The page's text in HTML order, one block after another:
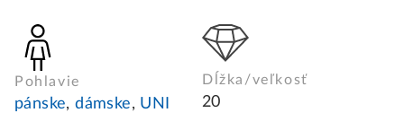
Pohlavie
pánske,dámske, UNI
Dĺžka/veľkosť
20